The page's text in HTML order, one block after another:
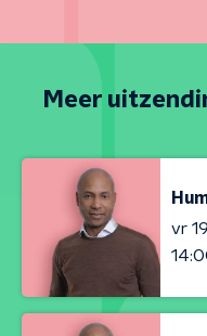
Meer
vr